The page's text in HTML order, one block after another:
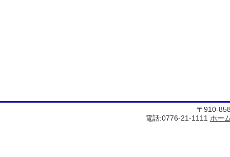
〒910-
電話:0776-21-1111 ホー